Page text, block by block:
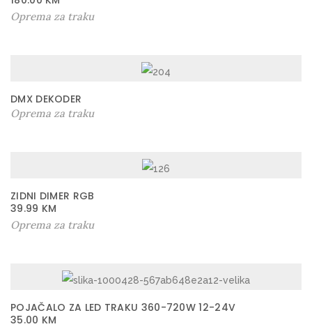
Oprema za traku
DMX DEKODER
Oprema za traku
ZIDNI DIMER RGB
39.99 KM
Oprema za traku
POJAČALO ZA LED TRAKU 360-720W 12-24V
35.00 KM